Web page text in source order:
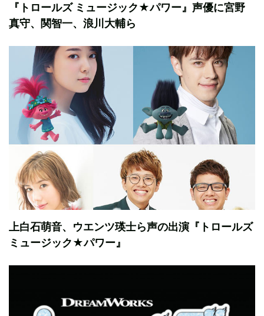
『トロールズ ミュージック★パワー』声優に宮野
真守、関智一、浪川大輔ら
上白石萌音、ウエンツ瑛士ら声の出演『トロールズ
ミュージック★パワー』